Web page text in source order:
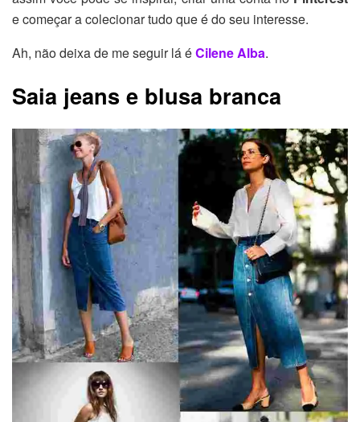
e começar a colecionar tudo que é do seu interesse.
Ah, não deixa de me seguir lá éCilene Alba.
Saia jeans e blusa branca